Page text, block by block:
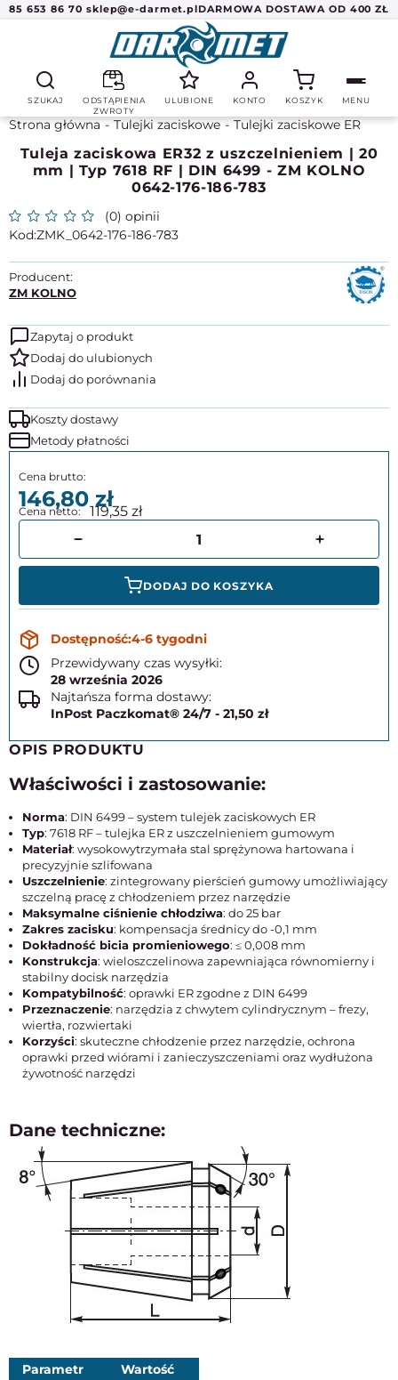
85 653 86 70 sklep@e-darmet.plDARMOWA DOSTAWA OD 400 ZŁ
SZUKAJ
ODSTĄPIENIA
ZWROTY
ULUBIONE KONTO KOSZYK MENU
Strona główna Tulejki zaciskowe Tulejki zaciskowe ER
Tuleja zaciskowa ER32 z uszczelnieniem | 20
mm | Typ 7618 RF | DIN 6499 - ZM KOLNO
0642-176-186-783
(0) opinii
ZMK_0642-176-186-783
Producent:
ZM KOLNO
Zapytaj o produkt
Koszty dostawy
Metody płatności
146,80119,35
DODAJ DO KOSZYKA
4-6 tygodni
Przewidywany czas wysyłki:
28 września 2026
Najtańsza forma dostawy:
InPost Paczkomat® 24/7 - 21,50 zł
OPIS PRODUKTU
Właściwości i zastosowanie:
Norma: DIN 6499 – system tulejek zaciskowych ER
Typ: 7618 RF – tulejka ER z uszczelnieniem gumowym
Materiał: wysokowytrzymała stal sprężynowa hartowana i
precyzyjnie szlifowana
Uszczelnienie: zintegrowany pierścień gumowy umożliwiający
szczelną pracę z chłodzeniem przez narzędzie
Maksymalne ciśnienie chłodziwa: do 25 bar
Zakres zacisku: kompensacja średnicy do -0,1 mm
Dokładność bicia promieniowego: ≤ 0,008 mm
Konstrukcja: wieloszczelinowa zapewniająca równomierny i
stabilny docisk narzędzia
Kompatybilność: oprawki ER zgodne z DIN 6499
Przeznaczenie: narzędzia z chwytem cylindrycznym – frezy,
wiertła, rozwiertaki
Korzyści: skuteczne chłodzenie przez narzędzie, ochrona
oprawki przed wiórami i zanieczyszczeniami oraz wydłużona
żywotność narzędzi
Dane techniczne:
Parametr Wartość